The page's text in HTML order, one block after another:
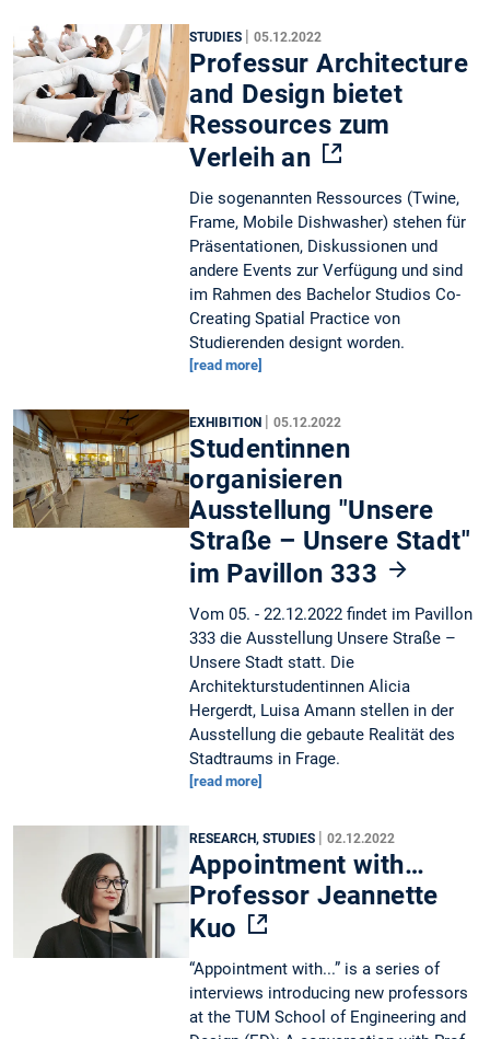
STUDIES |05.12.2022
Professur Architecture
and Design bietet
Ressources zum
Verleih an
Die sogenannten Ressources (Twine,
Frame, Mobile Dishwasher) stehen für
Präsentationen, Diskussionen und
andere Events zur Verfügung und sind
im Rahmen des Bachelor Studios Co-
Creating Spatial Practice von
Studierenden designt worden.
[read more]
EXHIBITION |05.12.2022
Studentinnen
organisieren
Ausstellung "Unsere
Straße – Unsere Stadt"
im Pavillon 333
Vom 05. - 22.12.2022 findet im Pavillon
333 die Ausstellung Unsere Straße –
Unsere Stadt statt. Die
Architekturstudentinnen Alicia
Hergerdt, Luisa Amann stellen in der
Ausstellung die gebaute Realität des
Stadtraums in Frage.
[read more]
RESEARCH, STUDIES |02.12.2022
Appointment with…
Professor Jeannette
Kuo
“Appointment with...” is a series of
interviews introducing new professors
at the TUM School of Engineering and